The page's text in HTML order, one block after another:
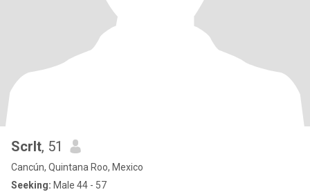
Scrlt, 51
Cancún, Quintana Roo, Mexico
Seeking: Male 44 - 57